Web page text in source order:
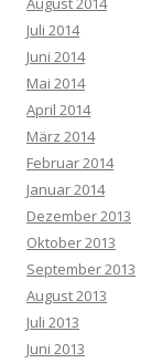
Juli 2014
Juni 2014
Mai 2014
April 2014
März 2014
Februar 2014
Januar 2014
Dezember 2013
Oktober 2013
September 2013
August 2013
Juli 2013
Juni 2013